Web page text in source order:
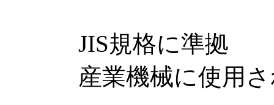
JIS規格に準拠
産業機械に使用